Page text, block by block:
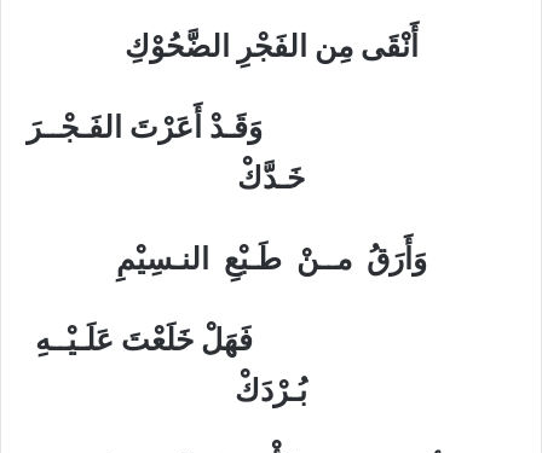
أَنْقَى مِن الفَجْرِ الضَّحُوْكِ
وَقَـدْ أَعَرْتَ الفَـجْــرَ
خَـدَّكْ
وَأَرَقُ مــنْ طَـبْعِ النـسِيْمِ
فَهَلْ خَلَعْتَ عَلَـيْــهِ
بُـرْدَكْ